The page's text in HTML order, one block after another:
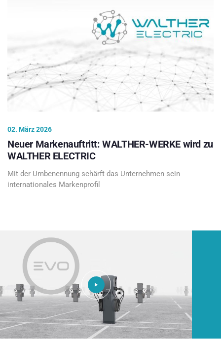
02. März 2026
Neuer Markenauftritt: WALTHER-WERKE wird zu
WALTHER ELECTRIC
Mit der Umbenennung schärft das Unternehmen sein
internationales Markenprofil